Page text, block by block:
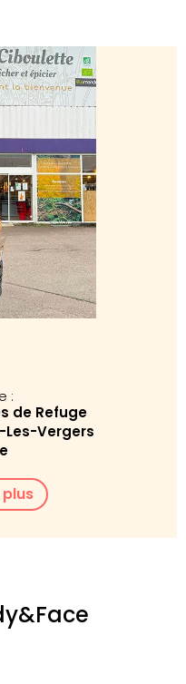
:
de Refuge
Les-Vergers
plus